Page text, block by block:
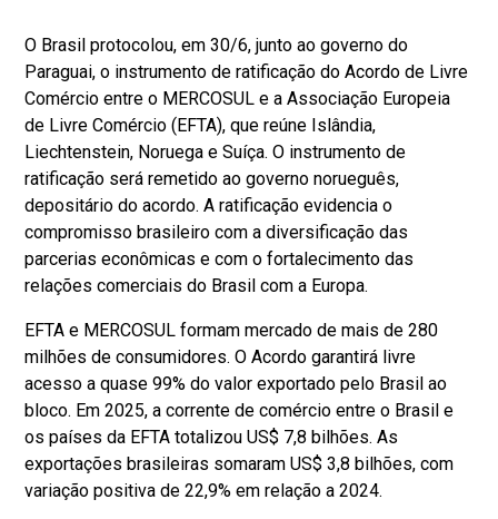
O Brasil protocolou, em 30/6, junto ao governo do
Paraguai, o instrumento de ratificação do Acordo de Livre
Comércio entre o MERCOSUL e a Associação Europeia
de Livre Comércio (EFTA), que reúne Islândia,
Liechtenstein, Noruega e Suíça. O instrumento de
ratificação será remetido ao governo norueguês,
depositário do acordo. A ratificação evidencia o
compromisso brasileiro com a diversificação das
parcerias econômicas e com o fortalecimento das
relações comerciais do Brasil com a Europa.
EFTA e MERCOSUL formam mercado de mais de 280
milhões de consumidores. O Acordo garantirá livre
acesso a quase 99% do valor exportado pelo Brasil ao
bloco. Em 2025, a corrente de comércio entre o Brasil e
os países da EFTA totalizou US$ 7,8 bilhões. As
exportações brasileiras somaram US$ 3,8 bilhões, com
variação positiva de 22,9% em relação a 2024.